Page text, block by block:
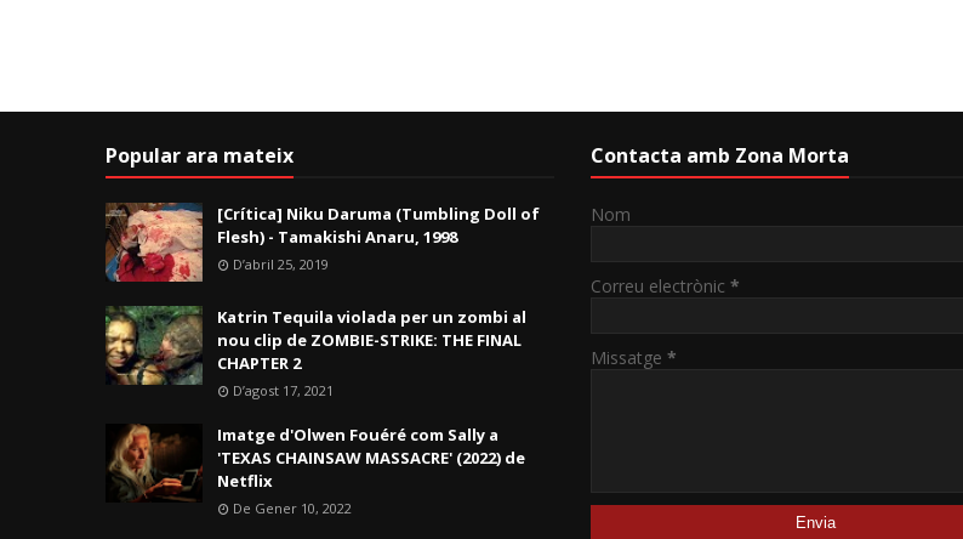
Popular ara mateix
[Crítica] Niku Daruma (Tumbling Doll of
Flesh) - Tamakishi Anaru, 1998
D’abril 25, 2019
Katrin Tequila violada per un zombi al
nou clip de ZOMBIE-STRIKE: THE FINAL
CHAPTER 2
D’agost 17, 2021
Imatge d'Olwen Fouéré com Sally a
'TEXAS CHAINSAW MASSACRE' (2022) de
Netflix
De Gener 10, 2022
Contacta amb Zona Morta
Nom
Correu electrònic *
Missatge *